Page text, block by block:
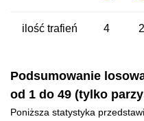
ilość trafień 4 2
Podsumowanie
od 1 do 49 (tylko
Poniższa statystyka